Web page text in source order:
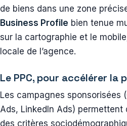
de biens dans une zone
Business Profile bien tenue
sur la cartographie et le
locale de l’agence.
Le PPC, pour accélérer la
Les campagnes sponsorisées
Ads, LinkedIn Ads) permettent
des critères